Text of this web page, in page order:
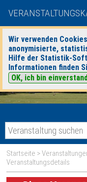
Wir verwenden
anonymisierte,
Hilfe der Statistik-
Informationen finden
OK, ich bin
Startseite >
Veranstaltungsdetails